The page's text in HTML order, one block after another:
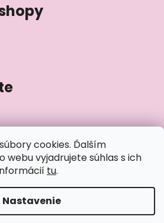
cookies. Ďalším
vyjadrujete súhlas s ich
tu.
Nastavenie
na niečo opýtať?